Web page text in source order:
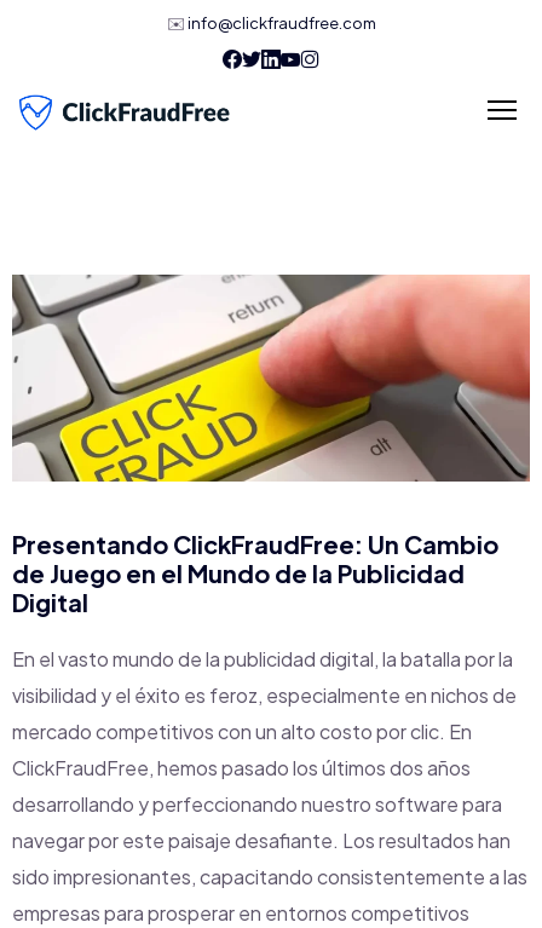
✉️info@clickfraudfree.com
Presentando ClickFraudFree: Un Cambio
de Juego en el Mundo de la Publicidad
Digital
En el vasto mundo de la publicidad digital, la batalla por la
visibilidad y el éxito es feroz, especialmente en nichos de
mercado competitivos con un alto costo por clic. En
ClickFraudFree, hemos pasado los últimos dos años
desarrollando y perfeccionando nuestro software para
navegar por este paisaje desafiante. Los resultados han
sido impresionantes, capacitando consistentemente a las
empresas para prosperar en entornos competitivos